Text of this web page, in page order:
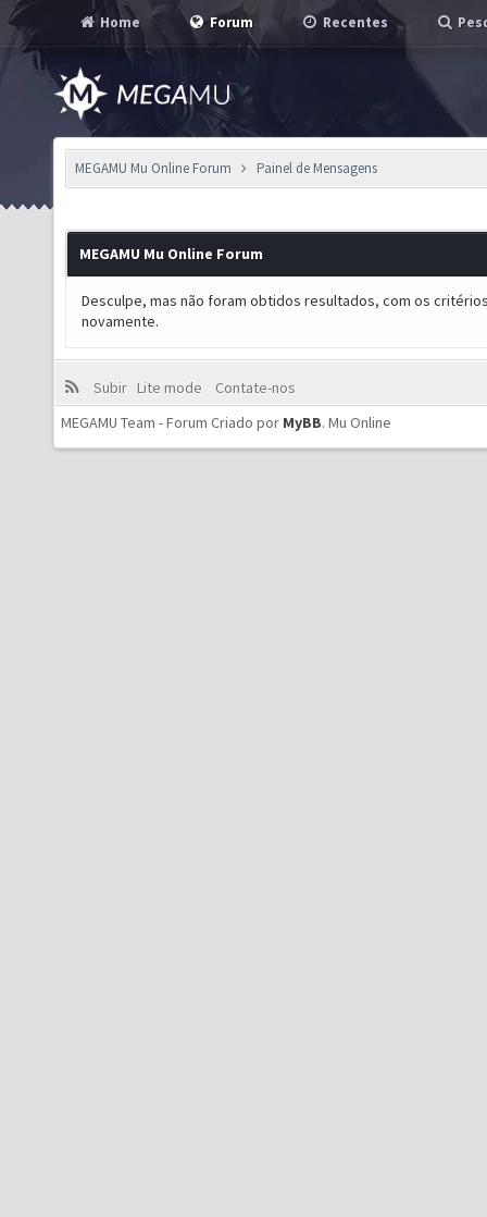
Home Forum Recentes
MEGAMU Mu Online Forum Painel de Mensagens
MEGAMU Mu Online Forum
Desculpe, mas não foram obtidos resultados, com os
novamente.
Subir Lite mode
Contate-nos
MEGAMU Team - Forum Criado por MyBB. Mu Online